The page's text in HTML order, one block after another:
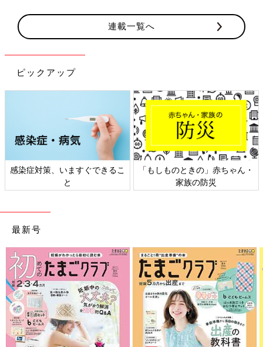
連載一覧へ
ピックアップ
日本外来小児科学会リーフレッ
ト検討会
六星占術 細木かおりさんの人生
相談
最新号